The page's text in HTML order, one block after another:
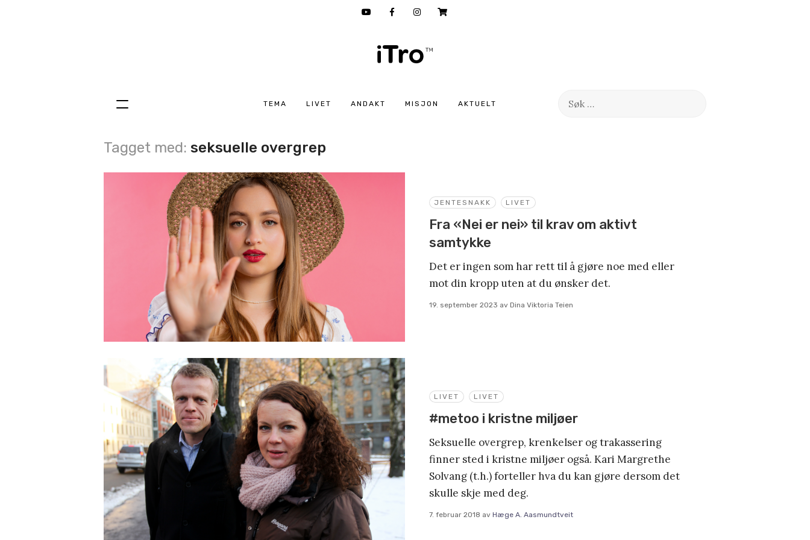
TEMA LIVET ANDAKT MISJON AKTUELT
Søk
Hopp
innhold
Tagget med: seksuelle overgrep
JENTESNAKK LIVET
Fra «Nei er nei» til krav om aktivt
samtykke
Det er ingen som har rett til å gjøre noe med eller
mot din kropp uten at du ønsker det.
19. september 2023 av Dina Viktoria Teien
LIVET LIVET
#metoo i kristne miljøer
Seksuelle overgrep, krenkelser og trakassering
finner sted i kristne miljøer også. Kari Margrethe
Solvang (t.h.) forteller hva du kan gjøre dersom det
skulle skje med deg.
7. februar 2018 av Hæge A. Aasmundtveit